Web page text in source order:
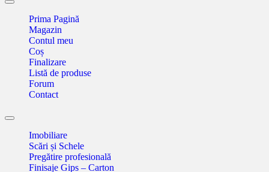
Toggle
navigationPrima Pagină
Magazin
Contul meu
Coș
Finalizare
Listă de produse
Forum
Contact
Toggle
navigationImobiliare
Scări și Schele
Pregătire profesională
Finisaje Gips – Carton